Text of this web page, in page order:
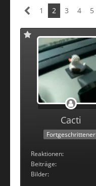
1 2 3 4 5
Cacti
Fortgeschrittener
Reaktionen
Beiträge
Bilder